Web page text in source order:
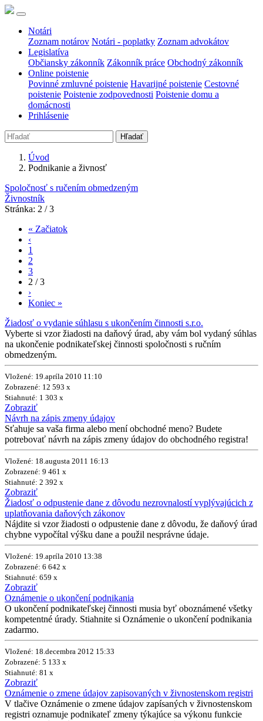
Notári
Zoznam notárov Notári - poplatky Zoznam advokátov
Legislatíva
Občiansky zákonník Zákonník práce Obchodný zákonník
Online poistenie
Povinné zmluvné poistenie Havarijné poistenie Cestovné
poistenie Poistenie zodpovednosti Poistenie domu a
domácnosti
Prihlásenie
Hľadať
Úvod
Podnikanie a živnosť
Spoločnosť s ručením obmedzeným
Živnostník
Stránka: 2 / 3
« Začiatok
‹
1
2
3
2 / 3
›
Koniec »
Žiadosť o vydanie súhlasu s ukončením činnosti s.r.o.
Vyberte si vzor žiadosti na daňový úrad, aby vám bol vydaný súhlas
na ukončenie podnikateľskej činnosti spoločnosti s ručním
obmedzeným.
Vložené: 19.apríla 2010 11:10
Zobrazené: 12 593 x
Stiahnuté: 1 303 x
Zobraziť
Návrh na zápis zmeny údajov
Sťahuje sa vaša firma alebo mení obchodné meno? Budete
potrebovať návrh na zápis zmeny údajov do obchodného registra!
Vložené: 18.augusta 2011 16:13
Zobrazené: 9 461 x
Stiahnuté: 2 392 x
Zobraziť
Žiadosť o odpustenie dane z dôvodu nezrovnalostí vyplývajúcich z
uplatňovania daňových zákonov
Nájdite si vzor žiadosti o odpustenie dane z dôvodu, že daňový úrad
chybne vypočítal výšku dane a použil nesprávne údaje.
Vložené: 19.apríla 2010 13:38
Zobrazené: 6 642 x
Stiahnuté: 659 x
Zobraziť
Oznámenie o ukončení podnikania
O ukončení podnikateľskej činnosti musia byť oboznámené všetky
kompetentné úrady. Stiahnite si Oznámenie o ukončení podnikania
zadarmo.
Vložené: 18.decembra 2012 15:33
Zobrazené: 5 133 x
Stiahnuté: 81 x
Zobraziť
Oznámenie o zmene údajov zapisovaných v živnostenskom registri
V tlačive Oznámenie o zmene údajov zapísaných v živnostenskom
registri oznamuje podnikateľ zmeny týkajúce sa výkonu funkcie